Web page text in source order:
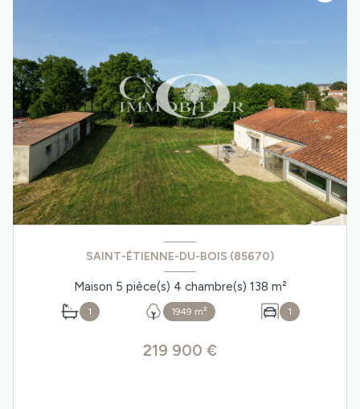
SAINT-ÉTIENNE-DU-BOIS (85670)
Maison 5 pièce(s) 4 chambre(s) 138 m²
1 1949 m² 1
219 900 €